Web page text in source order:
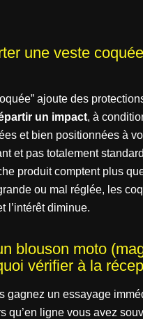
une veste
ajoute des
un impact, à
et bien positionnées à
et pas totalement
produit comptent plus
ou mal réglée, les
l’intérêt diminue.
blouson moto
vérifier à la
gagnez un essayage
qu’en ligne vous avez